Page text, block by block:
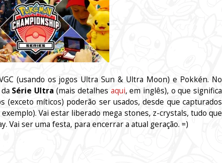
(usando os jogos Ultra Sun & Ultra Moon) e Pokkén. No
Série Ultra(mais detalhes aqui, em inglês), o que significa
(exceto míticos) poderão ser usados, desde que capturados
Vai estar liberado mega stones, z-crystals, tudo que
Vai ser uma festa, para encerrar a atual geração. =)